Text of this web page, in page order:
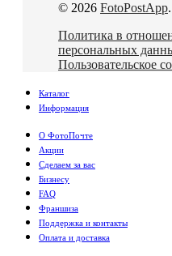
© 2026 FotoPostApp
Политика в
персональных
Пользовательское
Каталог
Информация
О ФотоПочте
Акции
Сделаем за вас
Бизнесу
FAQ
Франшиза
Поддержка и контакты
Оплата и доставка